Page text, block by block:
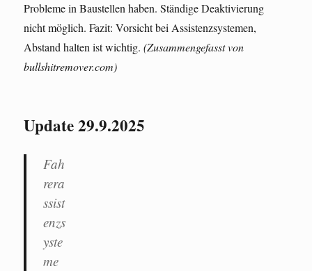
Probleme in Baustellen haben. Ständige Deaktivierung
nicht möglich. Fazit: Vorsicht bei Assistenzsystemen,
Abstand halten ist wichtig.(Zusammengefasst von
bullshitremover.com)
Update 29.9.2025
Fah
rera
ssist
enzs
yste
me